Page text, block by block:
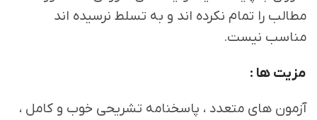
مطالب را تمام نکرده اند و به تسلط نرسیده اند
مناسب نیست.
مزیت ها :
آزمون های متعدد ، پاسخنامه تشریحی خوب و کامل ،